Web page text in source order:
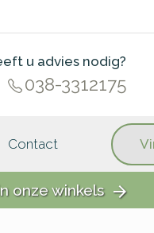
u advies nodig?
038-3312175
Contact
onze winkels arrow_forward